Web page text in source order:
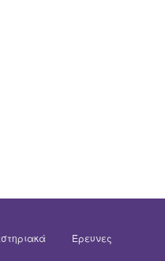
Έρευνες